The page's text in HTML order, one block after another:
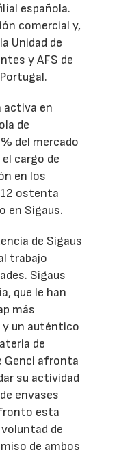
española.
comercial y,
Unidad de
y AFS de
activa en
de
del mercado
cargo de
en los
ostenta
en Sigaus.
de Sigaus
trabajo
Sigaus
que le han
más
y un auténtico
de
Genci afronta
su actividad
envases
esta
de
de ambos